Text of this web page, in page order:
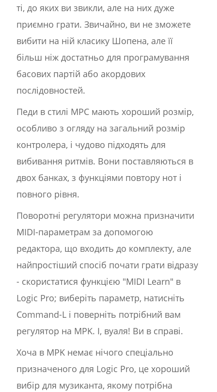
ті, до яких ви звикли, але на них дуже
приємно грати. Звичайно, ви не зможете
вибити на ній класику Шопена, але її
більш ніж достатньо для програмування
басових партій або акордових
послідовностей.
Педи в стилі MPC мають хороший розмір,
особливо з огляду на загальний розмір
контролера, і чудово підходять для
вибивання ритмів. Вони поставляються в
двох банках, з функціями повтору нот і
повного рівня.
Поворотні регулятори можна призначити
MIDI-параметрам за допомогою
редактора, що входить до комплекту, але
найпростіший спосіб почати грати відразу
- скористатися функцією "MIDI Learn" в
Logic Pro; виберіть параметр, натисніть
Command-L і поверніть потрібний вам
регулятор на MPK. І, вуаля! Ви в справі.
Хоча в MPK немає нічого спеціально
призначеного для Logic Pro, це хороший
вибір для музиканта, якому потрібна